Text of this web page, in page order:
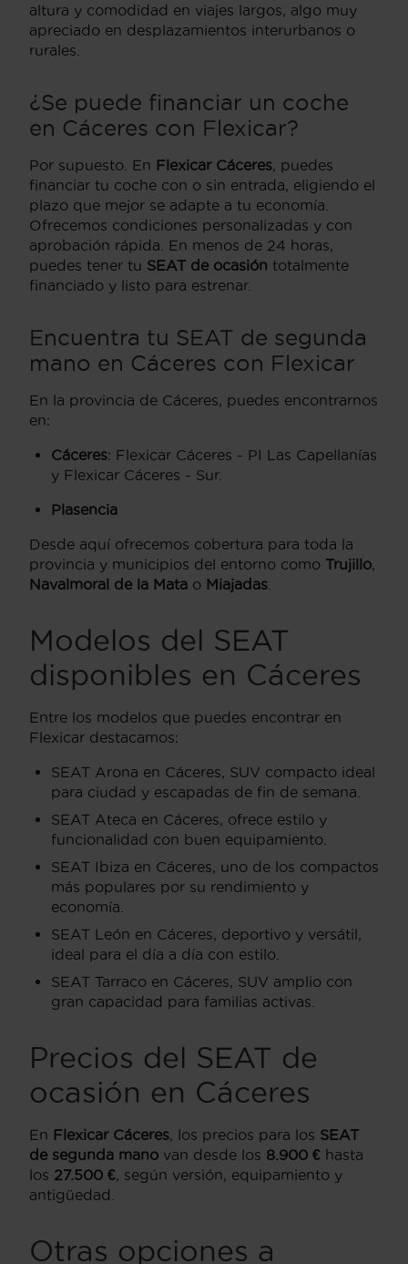
altura y comodidad en viajes largos, algo muy
apreciado en desplazamientos interurbanos o
rurales.
¿Se puede financiar un coche
en Cáceres con Flexicar?
Por supuesto. En Flexicar Cáceres , puedes
financiar tu coche con o sin entrada, eligiendo el
plazo que mejor se adapte a tu economía.
Ofrecemos condiciones personalizadas y con
aprobación rápida. En menos de 24 horas,
puedes tener tu SEAT de ocasión totalmente
financiado y listo para estrenar.
Encuentra tu SEAT de segunda
mano en Cáceres con Flexicar
En la provincia de Cáceres, puedes encontrarnos
en:
Cáceres: Flexicar Cáceres - PI Las Capellanías
y Flexicar Cáceres - Sur.
Plasencia
Desde aquí ofrecemos cobertura para toda la
provincia y municipios del entorno como Trujillo
Navalmoral de la Mata o Miajadas
Modelos del SEAT
disponibles en Cáceres
Entre los modelos que puedes encontrar en
Flexicar destacamos:
SEAT Arona en Cáceres, SUV compacto ideal
para ciudad y escapadas de fin de semana.
SEAT Ateca en Cáceres, ofrece estilo y
funcionalidad con buen equipamiento.
SEAT Ibiza en Cáceres, uno de los compactos
más populares por su rendimiento y
economía.
SEAT León en Cáceres, deportivo y versátil,
ideal para el día a día con estilo.
SEAT Tarraco en Cáceres, SUV amplio con
gran capacidad para familias activas.
Precios del SEAT de
ocasión en Cáceres
En Flexicar Cáceres , los precios para los SEAT
de segunda mano van desde los 8.900 € hasta
los 27.500 € , según versión, equipamiento y
antigüedad.
Otras opciones a